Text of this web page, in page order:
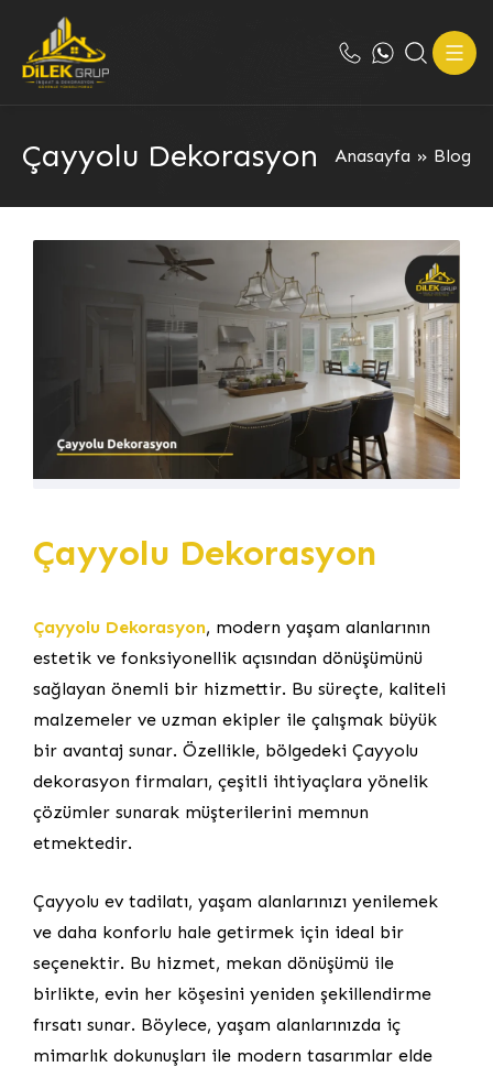
Çayyolu Dekorasyon Anasayfa » Blog
Çayyolu Dekorasyon
Çayyolu Dekorasyon, modern yaşam alanlarının
estetik ve fonksiyonellik açısından dönüşümünü
sağlayan önemli bir hizmettir. Bu süreçte, kaliteli
malzemeler ve uzman ekipler ile çalışmak büyük
bir avantaj sunar. Özellikle, bölgedeki Çayyolu
dekorasyon firmaları, çeşitli ihtiyaçlara yönelik
çözümler sunarak müşterilerini memnun
etmektedir.
Çayyolu ev tadilatı, yaşam alanlarınızı yenilemek
ve daha konforlu hale getirmek için ideal bir
seçenektir. Bu hizmet, mekan dönüşümü ile
birlikte, evin her köşesini yeniden şekillendirme
fırsatı sunar. Böylece, yaşam alanlarınızda iç
mimarlık dokunuşları ile modern tasarımlar elde